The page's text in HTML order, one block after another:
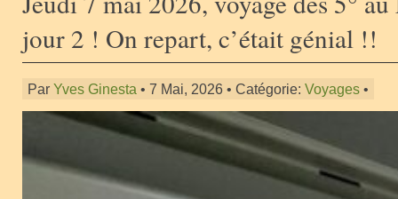
jour 2 ! On repart, c’était génial !!
Par Yves Ginesta • 7 Mai, 2026 • Catégorie: Voyages •